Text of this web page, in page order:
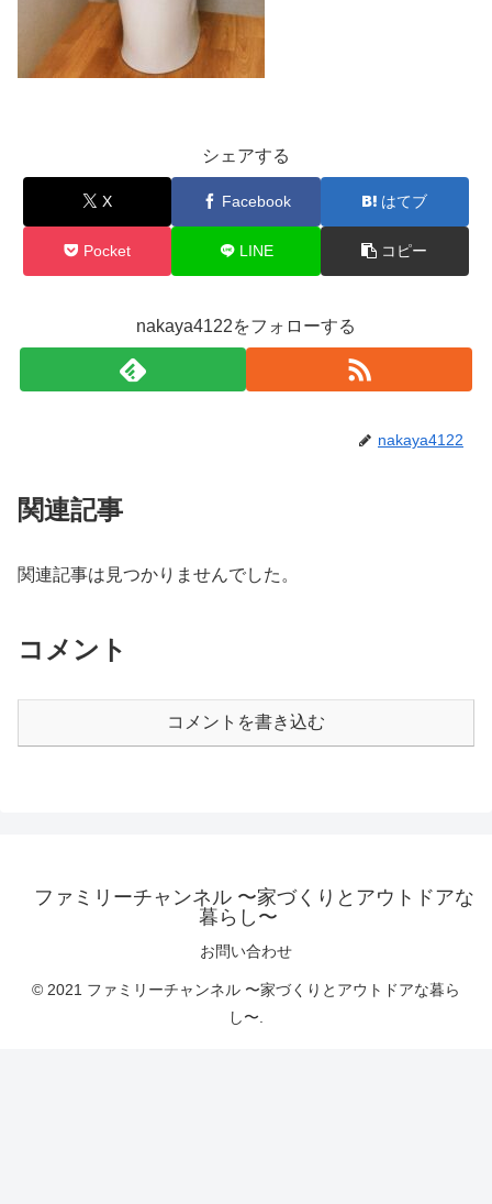
シェアする
X Facebook はてブ
Pocket LINE コピー
nakaya4122をフォローする
nakaya4122
関連記事
関連記事は見つかりませんでした。
コメント
コメントを書き込む
ファミリーチャンネル 〜家づくりとアウトドアな
暮らし〜
お問い合わせ
© 2021 ファミリーチャンネル 〜家づくりとアウトドアな暮ら
し〜.